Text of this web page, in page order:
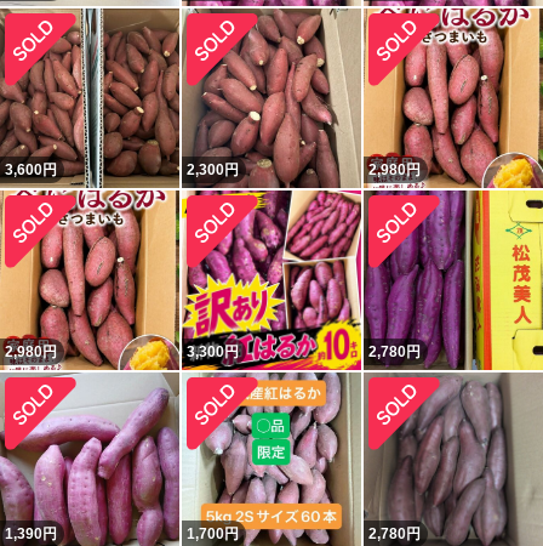
3,600円 2,300円 2,980円
2,980円 3,300円 2,780円
1,390円 1,700円 2,780円